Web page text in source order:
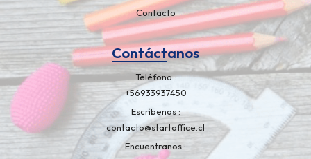
Contacto
Contáctanos
Teléfono
+56933937450
Escríbenos
contacto@startoffice.cl
Encuentranos